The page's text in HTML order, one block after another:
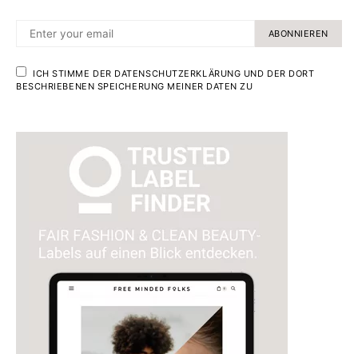
ABONNIEREN
ICH STIMME DER DATENSCHUTZERKLÄRUNG UND DER DORT
BESCHRIEBENEN SPEICHERUNG MEINER DATEN ZU